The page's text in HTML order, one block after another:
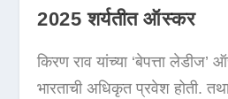
2025 शर्यतीत ऑस्कर
किरण राव यांच्या ‘बेपत्ता
भारताची अधिकृत प्रवेश होती.